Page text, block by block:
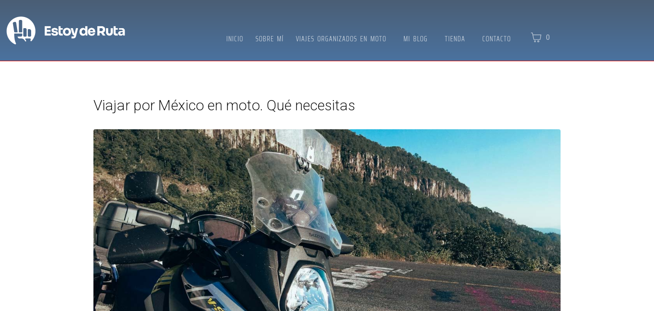
INICIO SOBRE MÍ VIAJES ORGANIZADOS EN MOTO MI BLOG TIENDA CONTACTO 0
Viajar por México en moto. Qué necesitas